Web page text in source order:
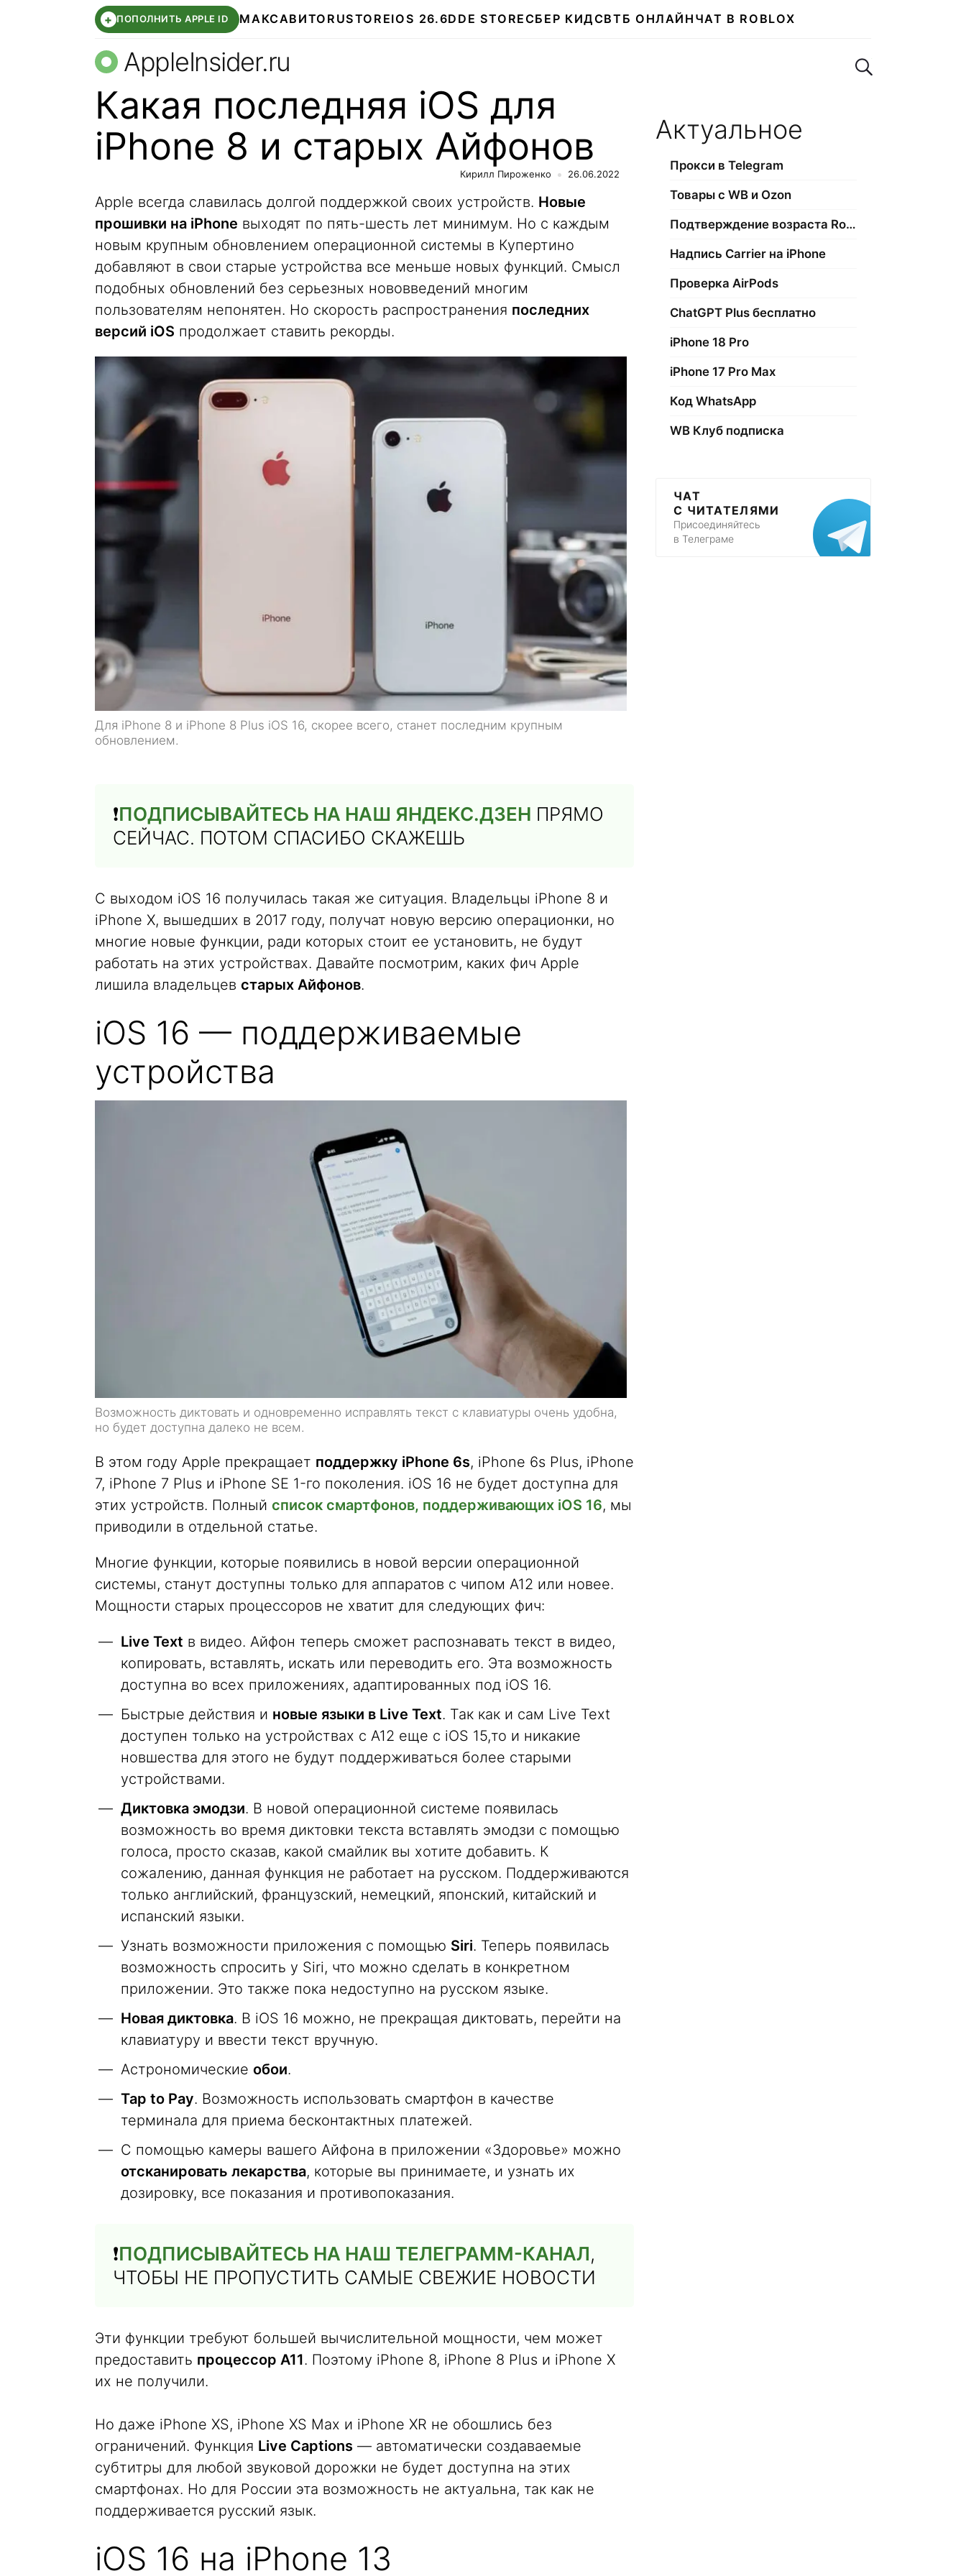
+ ПОПОЛНИТЬ APPLE ID МАКСАВИТО RUSTOREIOS 26.6DDE STORE СБЕР КИДСВТБ ОНЛАЙН ЧАТ В ROBLOX
AppleInsider.ru Поиск по сайту
Какая последняя iOS для
iPhone 8 и старых Айфонов
Кирилл Пироженко 26.06.2022
Apple всегда славилась долгой поддержкой своих устройств. Новые
прошивки на iPhone выходят по пять-шесть лет минимум. Но с каждым
новым крупным обновлением операционной системы в Купертино
добавляют в свои старые устройства все меньше новых функций. Смысл
подобных обновлений без серьезных нововведений многим
пользователям непонятен. Но скорость распространения последних
версий iOS продолжает ставить рекорды.
Для iPhone 8 и iPhone 8 Plus iOS 16, скорее всего, станет последним крупным
обновлением.
❗️ПОДПИСЫВАЙТЕСЬ НА НАШ ЯНДЕКС.ДЗЕН ПРЯМО
СЕЙЧАС. ПОТОМ СПАСИБО СКАЖЕШЬ
С выходом iOS 16 получилась такая же ситуация. Владельцы iPhone 8 и
iPhone X, вышедших в 2017 году, получат новую версию операционки, но
многие новые функции, ради которых стоит ее установить, не будут
работать на этих устройствах. Давайте посмотрим, каких фич Apple
лишила владельцев старых Айфонов.
iOS 16 — поддерживаемые
устройства
Возможность диктовать и одновременно исправлять текст с клавиатуры очень удобна,
но будет доступна далеко не всем.
В этом году Apple прекращает поддержку iPhone 6s, iPhone 6s Plus, iPhone
7, iPhone 7 Plus и iPhone SE 1-го поколения. iOS 16 не будет доступна для
этих устройств. Полный список смартфонов, поддерживающих iOS 16, мы
приводили в отдельной статье.
Многие функции, которые появились в новой версии операционной
системы, станут доступны только для аппаратов с чипом A12 или новее.
Мощности старых процессоров не хватит для следующих фич:
Live Text в видео. Айфон теперь сможет распознавать текст в видео,
копировать, вставлять, искать или переводить его. Эта возможность
доступна во всех приложениях, адаптированных под iOS 16.
Быстрые действия и новые языки в Live Text. Так как и сам Live Text
доступен только на устройствах с A12 еще с iOS 15,то и никакие
новшества для этого не будут поддерживаться более старыми
устройствами.
Диктовка эмодзи. В новой операционной системе появилась
возможность во время диктовки текста вставлять эмодзи с помощью
голоса, просто сказав, какой смайлик вы хотите добавить. К
сожалению, данная функция не работает на русском. Поддерживаются
только английский, французский, немецкий, японский, китайский и
испанский языки.
Узнать возможности приложения с помощью Siri. Теперь появилась
возможность спросить у Siri, что можно сделать в конкретном
приложении. Это также пока недоступно на русском языке.
Новая диктовка. В iOS 16 можно, не прекращая диктовать, перейти на
клавиатуру и ввести текст вручную.
Астрономические обои.
Tap to Pay. Возможность использовать смартфон в качестве
терминала для приема бесконтактных платежей.
С помощью камеры вашего Айфона в приложении «Здоровье» можно
отсканировать лекарства, которые вы принимаете, и узнать их
дозировку, все показания и противопоказания.
❗️ПОДПИСЫВАЙТЕСЬ НА НАШ ТЕЛЕГРАММ-КАНАЛ,
ЧТОБЫ НЕ ПРОПУСТИТЬ САМЫЕ СВЕЖИЕ НОВОСТИ
Эти функции требуют большей вычислительной мощности, чем может
предоставить процессор А11. Поэтому iPhone 8, iPhone 8 Plus и iPhone X
их не получили.
Но даже iPhone XS, iPhone XS Max и iPhone XR не обошлись без
ограничений. Функция Live Captions — автоматически создаваемые
субтитры для любой звуковой дорожки не будет доступна на этих
смартфонах. Но для России эта возможность не актуальна, так как не
поддерживается русский язык.
iOS 16 на iPhone 13
Актуальное
Прокси в Telegram
Товары с WB и Ozon
Подтверждение возраста Roblox
Надпись Carrier на iPhone
Проверка AirPods
ChatGPT Plus бесплатно
iPhone 18 Pro
iPhone 17 Pro Max
Код WhatsApp
WB Клуб подписка
ЧАТ
С ЧИТАТЕЛЯМИ
Присоединяйтесь
в Телеграме